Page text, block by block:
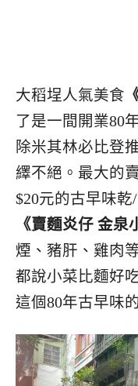
大稻埕人氣美食
了是一間開業80
除米其林必比登
繹不絕。最大的
$20元的古早味
《賣麵炎仔 金泉
煙、豬肝、雞肉
都說小菜比麵好
這個80年古早味